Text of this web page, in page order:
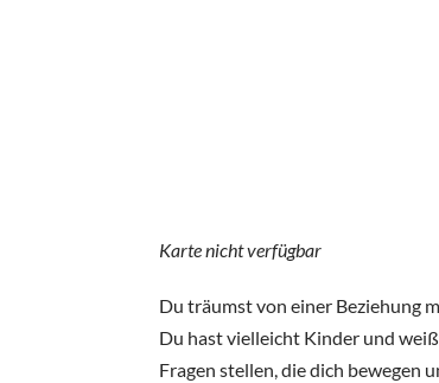
Karte nicht verfügbar
Du träumst von einer Beziehung
Du hast vielleicht Kinder und
Fragen stellen, die dich bewegen